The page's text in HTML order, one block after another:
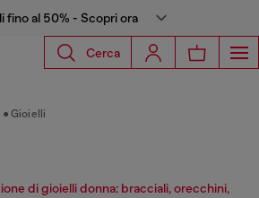
fino al 50% - Scopri ora
Cerca
Gioielli
di gioielli donna: bracciali, orecchini,